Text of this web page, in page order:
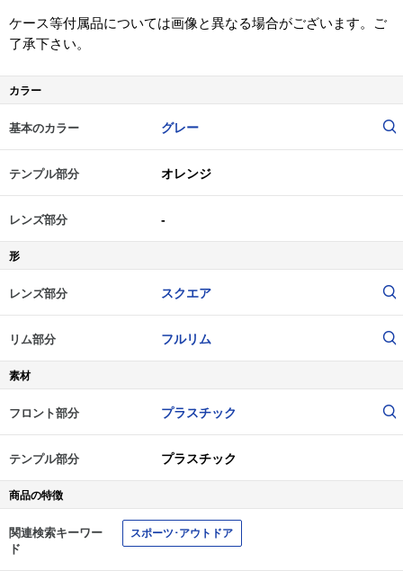
ケース等付属品については画像と異なる場合がございます。ご
了承下さい。
カラー
基本のカラー グレー
テンプル部分 オレンジ
レンズ部分 -
形
レンズ部分 スクエア
リム部分 フルリム
素材
フロント部分 プラスチック
テンプル部分 プラスチック
商品の特徴
関連検索キーワー
ド
スポーツ･アウトドア